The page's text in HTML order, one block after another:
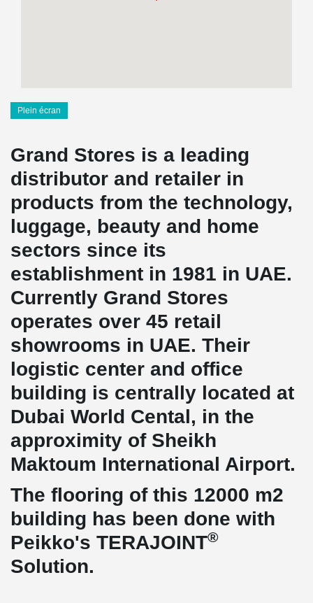
Plein écran
Grand Stores is a leading
distributor and retailer in
products from the technology,
luggage, beauty and home
sectors since its
establishment in 1981 in UAE.
Currently Grand Stores
operates over 45 retail
showrooms in UAE. Their
logistic center and office
building is centrally located at
Dubai World Cental, in the
approximity of Sheikh
Maktoum International Airport.
The flooring of this 12000 m2
building has been done with
Peikko's TERAJOINT®
Solution.